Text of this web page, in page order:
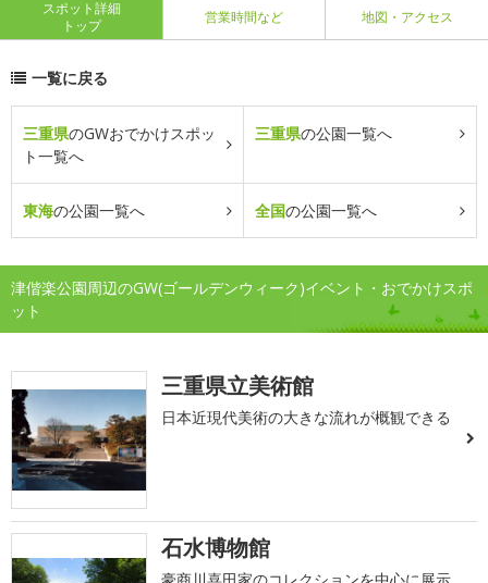
スポット詳細
トップ
営業時間など 地図・アクセス
一覧に戻る
三重県のGWおでかけスポッ
ト一覧へ
三重県の公園一覧へ
東海の公園一覧へ 全国の公園一覧へ
津偕楽公園周辺のGW(ゴールデンウィーク)イベント・おでかけスポ
ット
三重県立美術館
日本近現代美術の大きな流れが概観できる
石水博物館